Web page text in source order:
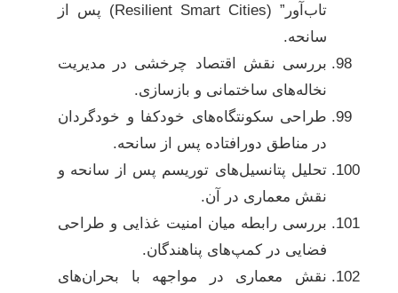
تاب‌آور” (Resilient Smart Cities) پس از
سانحه.
بررسی نقش اقتصاد چرخشی در مدیریت
نخاله‌های ساختمانی و بازسازی.
طراحی سکونتگاه‌های خودکفا و خودگردان
در مناطق دورافتاده پس از سانحه.
تحلیل پتانسیل‌های توریسم پس از سانحه و
نقش معماری در آن.
بررسی رابطه میان امنیت غذایی و طراحی
فضایی در کمپ‌های پناهندگان.
نقش معماری در مواجهه با بحران‌های